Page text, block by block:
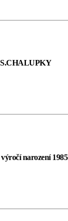
S.CHALUPKY
narození 1985